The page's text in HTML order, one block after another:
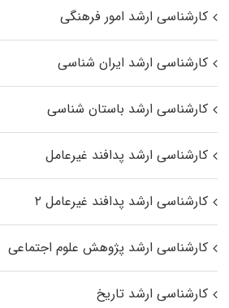
کارشناسی ارشد امور فرهنگی
کارشناسی ارشد ایران شناسی
کارشناسی ارشد باستان شناسی
کارشناسی ارشد پدافند غیرعامل
کارشناسی ارشد پدافند غیرعامل ۲
کارشناسی ارشد پژوهش علوم اجتماعی
کارشناسی ارشد تاریخ